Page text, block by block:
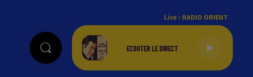
Live : RADIO ORIENT